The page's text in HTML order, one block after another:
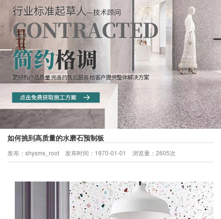
如何挑到高质量的水磨石预制板
发布：shysms_root 发布时间：1970-01-01 浏览量：2605次